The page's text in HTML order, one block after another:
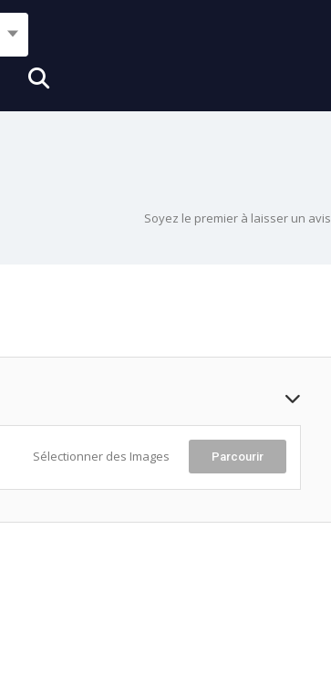
Soyez le premier à laisser un avis
Sélectionner des Images Parcourir